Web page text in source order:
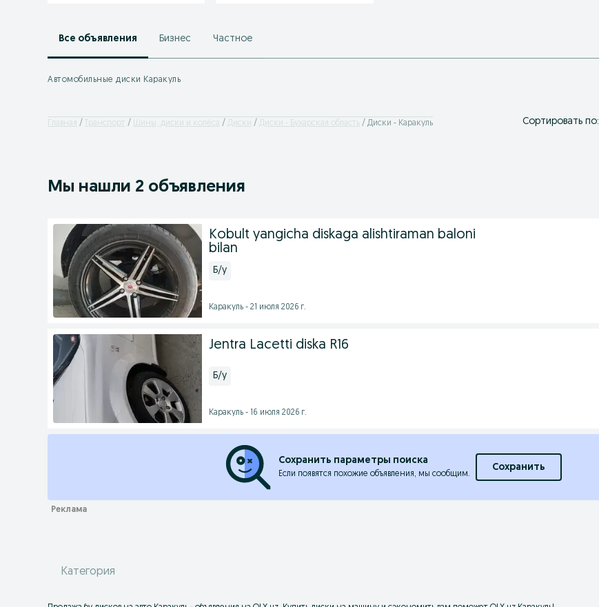
Все объявления Бизнес Частное
Автомобильные диски Каракуль
Главная Транспорт Шины, диски и колёса Диски Диски - Бухарская область Диски - Каракуль Сортировать по:
Мы нашли 2 объявления
Kobult yangicha diskaga alishtiraman baloni
bilan
Б/у
Каракуль - 21 июля 2026 г.
Jentra Lacetti diska R16
Б/у
Каракуль - 16 июля 2026 г.
Сохранить параметры поиска
Если появятся похожие объявления, мы сообщим.
Сохранить
Категория